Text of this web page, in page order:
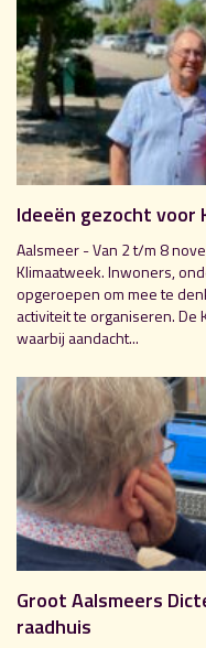
Ideeën gezocht voor
Aalsmeer - Van 2 t/m 8
Klimaatweek. Inwoners,
opgeroepen om mee te
activiteit te organiseren.
waarbij aandacht...
Groot Aalsmeers
raadhuis